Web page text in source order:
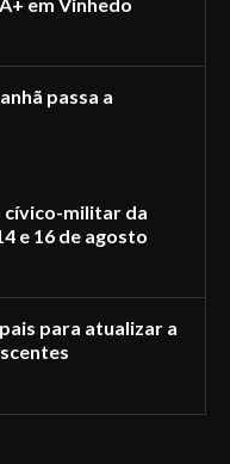
passa a
cívico-militar da
e 16 de agosto
para atualizar a